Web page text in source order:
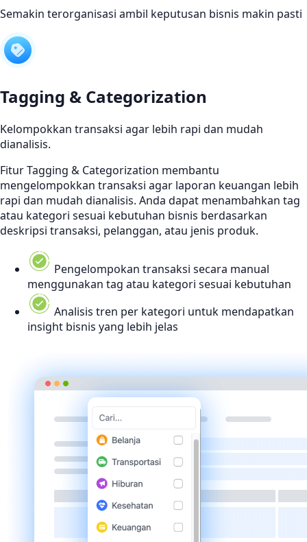
Semakin terorganisasi ambil keputusan bisnis makin pasti
Tagging & Categorization
Kelompokkan transaksi agar lebih rapi dan mudah
dianalisis.
Fitur Tagging & Categorization membantu
mengelompokkan transaksi agar laporan keuangan lebih
rapi dan mudah dianalisis. Anda dapat menambahkan tag
atau kategori sesuai kebutuhan bisnis berdasarkan
deskripsi transaksi, pelanggan, atau jenis produk.
Pengelompokan transaksi secara manual
menggunakan tag atau kategori sesuai kebutuhan
Analisis tren per kategori untuk mendapatkan
insight bisnis yang lebih jelas